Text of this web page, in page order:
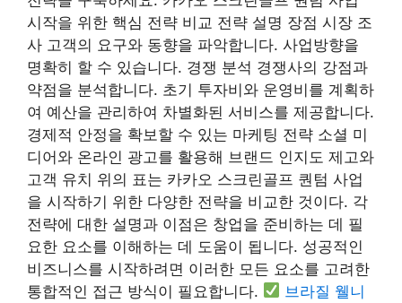
시작을 위한 핵심 전략 비교 전략 설명 장점 시장 조
사 고객의 요구와 동향을 파악합니다. 사업방향을
명확히 할 수 있습니다. 경쟁 분석 경쟁사의 강점과
약점을 분석합니다. 초기 투자비와 운영비를 계획하
여 예산을 관리하여 차별화된 서비스를 제공합니다.
경제적 안정을 확보할 수 있는 마케팅 전략 소셜 미
디어와 온라인 광고를 활용해 브랜드 인지도 제고와
고객 유치 위의 표는 카카오 스크린골프 퀀텀 사업
을 시작하기 위한 다양한 전략을 비교한 것이다. 각
전략에 대한 설명과 이점은 창업을 준비하는 데 필
요한 요소를 이해하는 데 도움이 됩니다. 성공적인
비즈니스를 시작하려면 이러한 모든 요소를 ​​고려한
통합적인 접근 방식이 필요합니다.
브라질 웰니